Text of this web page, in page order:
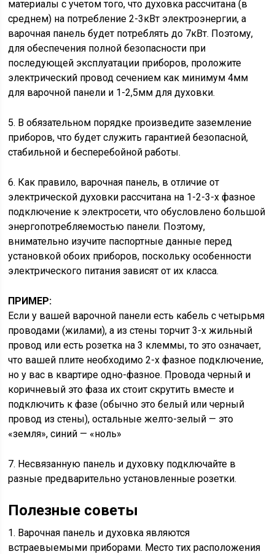
материалы с учетом того, что духовка рассчитана (в
среднем) на потребление 2-3кВт электроэнергии, а
варочная панель будет потреблять до 7кВт. Поэтому,
для обеспечения полной безопасности при
последующей эксплуатации приборов, проложите
электрический провод сечением как минимум 4мм
для варочной панели и 1-2,5мм для духовки.
5. В обязательном порядке произведите заземление
приборов, что будет служить гарантией безопасной,
стабильной и бесперебойной работы.
6. Как правило, варочная панель, в отличие от
электрической духовки рассчитана на 1-2-3-х фазное
подключение к электросети, что обусловлено большой
энергопотребляемостью панели. Поэтому,
внимательно изучите паспортные данные перед
установкой обоих приборов, поскольку особенности
электрического питания зависят от их класса.
ПРИМЕР:
Если у вашей варочной панели есть кабель с четырьмя
проводами (жилами), а из стены торчит 3-х жильный
провод или есть розетка на 3 клеммы, то это означает,
что вашей плите необходимо 2-х фазное подключение,
но у вас в квартире одно-фазное. Провода черный и
коричневый это фаза их стоит скрутить вместе и
подключить к фазе (обычно это белый или черный
провод из стены), остальные желто-зелый — это
«земля», синий — «ноль»
7. Несвязанную панель и духовку подключайте в
разные предварительно установленные розетки.
Полезные советы
1. Варочная панель и духовка являются
встраевыемыми приборами. Место тих расположения